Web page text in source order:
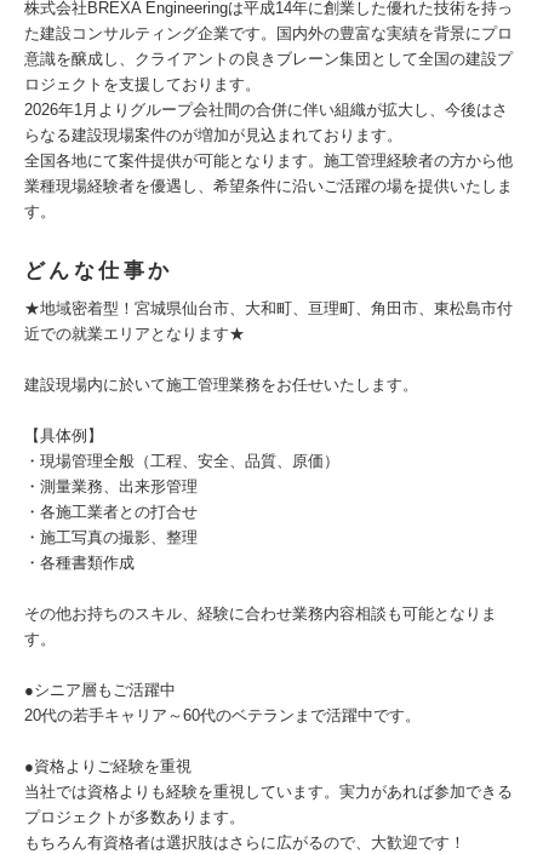
株式会社BREXA Engineeringは平成14年に創業した優れた技術を持っ
た建設コンサルティング企業です。国内外の豊富な実績を背景にプロ
意識を醸成し、クライアントの良きブレーン集団として全国の建設プ
ロジェクトを支援しております。
2026年1月よりグループ会社間の合併に伴い組織が拡大し、今後はさ
らなる建設現場案件のが増加が見込まれております。
全国各地にて案件提供が可能となります。施工管理経験者の方から他
業種現場経験者を優遇し、希望条件に沿いご活躍の場を提供いたしま
す。
どんな仕事か
★地域密着型！宮城県仙台市、大和町、亘理町、角田市、東松島市付
近での就業エリアとなります★
建設現場内に於いて施工管理業務をお任せいたします。
【具体例】
・現場管理全般（工程、安全、品質、原価）
・測量業務、出来形管理
・各施工業者との打合せ
・施工写真の撮影、整理
・各種書類作成
その他お持ちのスキル、経験に合わせ業務内容相談も可能となりま
す。
●シニア層もご活躍中
20代の若手キャリア～60代のベテランまで活躍中です。
●資格よりご経験を重視
当社では資格よりも経験を重視しています。実力があれば参加できる
プロジェクトが多数あります。
もちろん有資格者は選択肢はさらに広がるので、大歓迎です！